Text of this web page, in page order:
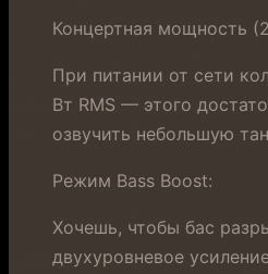
Концертная мощность
При питании от сети
Вт RMS — этого
озвучить небольшую
Режим Bass Boost:
Хочешь, чтобы бас
двухуровневое